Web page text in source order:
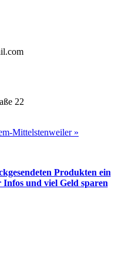
22
Mittelstenweiler »
Produkten ein
Infos und viel Geld sparen